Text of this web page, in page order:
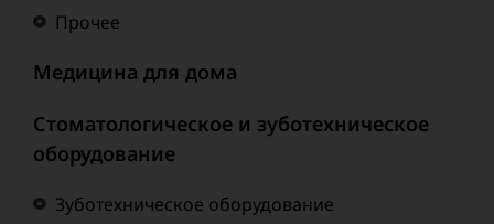
Прочее
Медицина для дома
Стоматологическое и зуботехническое
оборудование
Зуботехническое оборудование